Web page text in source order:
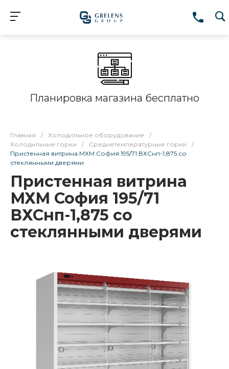
Планировка магазина бесплатно
Главная / Холодильное оборудование
/
Холодильные горки
/ Среднетемпературные горки
/
Пристенная витрина МХМ София 195/71 ВХСнп-1,875 со
стеклянными дверями
Пристенная витрина
МХМ София 195/71
ВХСнп-1,875 со
стеклянными дверями